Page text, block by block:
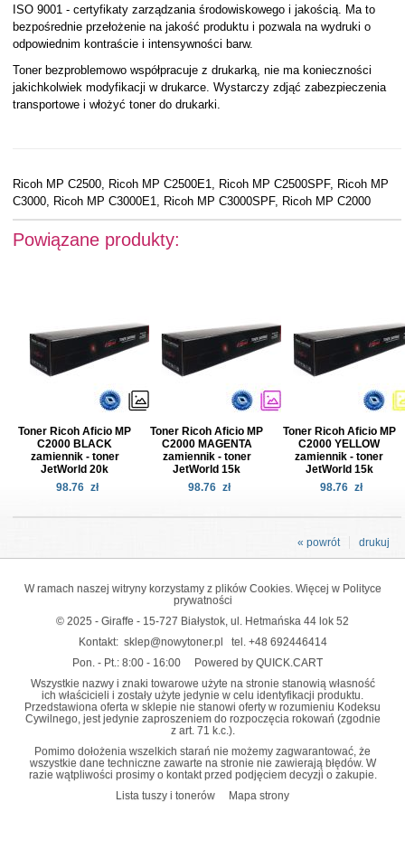
ISO 9001 - certyfikaty zarządzania środowiskowego i jakością. Ma to
bezpośrednie przełożenie na jakość produktu i pozwala na wydruki o
odpowiednim kontraście i intensywności barw.
Toner bezproblemowo współpracuje z drukarką, nie ma konieczności
jakichkolwiek modyfikacji w drukarce. Wystarczy zdjąć zabezpieczenia
transportowe i włożyć toner do drukarki.
Ricoh MP C2500, Ricoh MP C2500E1, Ricoh MP C2500SPF, Ricoh MP
C3000, Ricoh MP C3000E1, Ricoh MP C3000SPF, Ricoh MP C2000
Powiązane produkty:
Toner Ricoh Aficio MP
C2000 BLACK
zamiennik - toner
JetWorld 20k
98.76 zł
Toner Ricoh Aficio MP
C2000 MAGENTA
zamiennik - toner
JetWorld 15k
98.76 zł
Toner Ricoh Aficio MP
C2000 YELLOW
zamiennik - toner
JetWorld 15k
98.76 zł
drukuj
« powrót
W ramach naszej witryny korzystamy z plików Cookies. Więcej w Polityce
prywatności
© 2025 - Giraffe - 15-727 Białystok, ul. Hetmańska 44 lok 52
Kontakt: sklep@nowytoner.pl tel. +48 692446414
Pon. - Pt.: 8:00 - 16:00
Powered by QUICK.CART
Wszystkie nazwy i znaki towarowe użyte na stronie stanowią własność
ich właścicieli i zostały użyte jedynie w celu identyfikacji produktu.
Przedstawiona oferta w sklepie nie stanowi oferty w rozumieniu Kodeksu
Cywilnego, jest jedynie zaproszeniem do rozpoczęcia rokowań (zgodnie
z art. 71 k.c.).
Pomimo dołożenia wszelkich starań nie możemy zagwarantować, że
wszystkie dane techniczne zawarte na stronie nie zawierają błędów. W
razie wątpliwości prosimy o kontakt przed podjęciem decyzji o zakupie.
Lista tuszy i tonerów
Mapa strony